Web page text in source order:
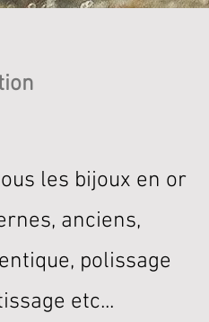
les bijoux en or
anciens,
polissage
etc...